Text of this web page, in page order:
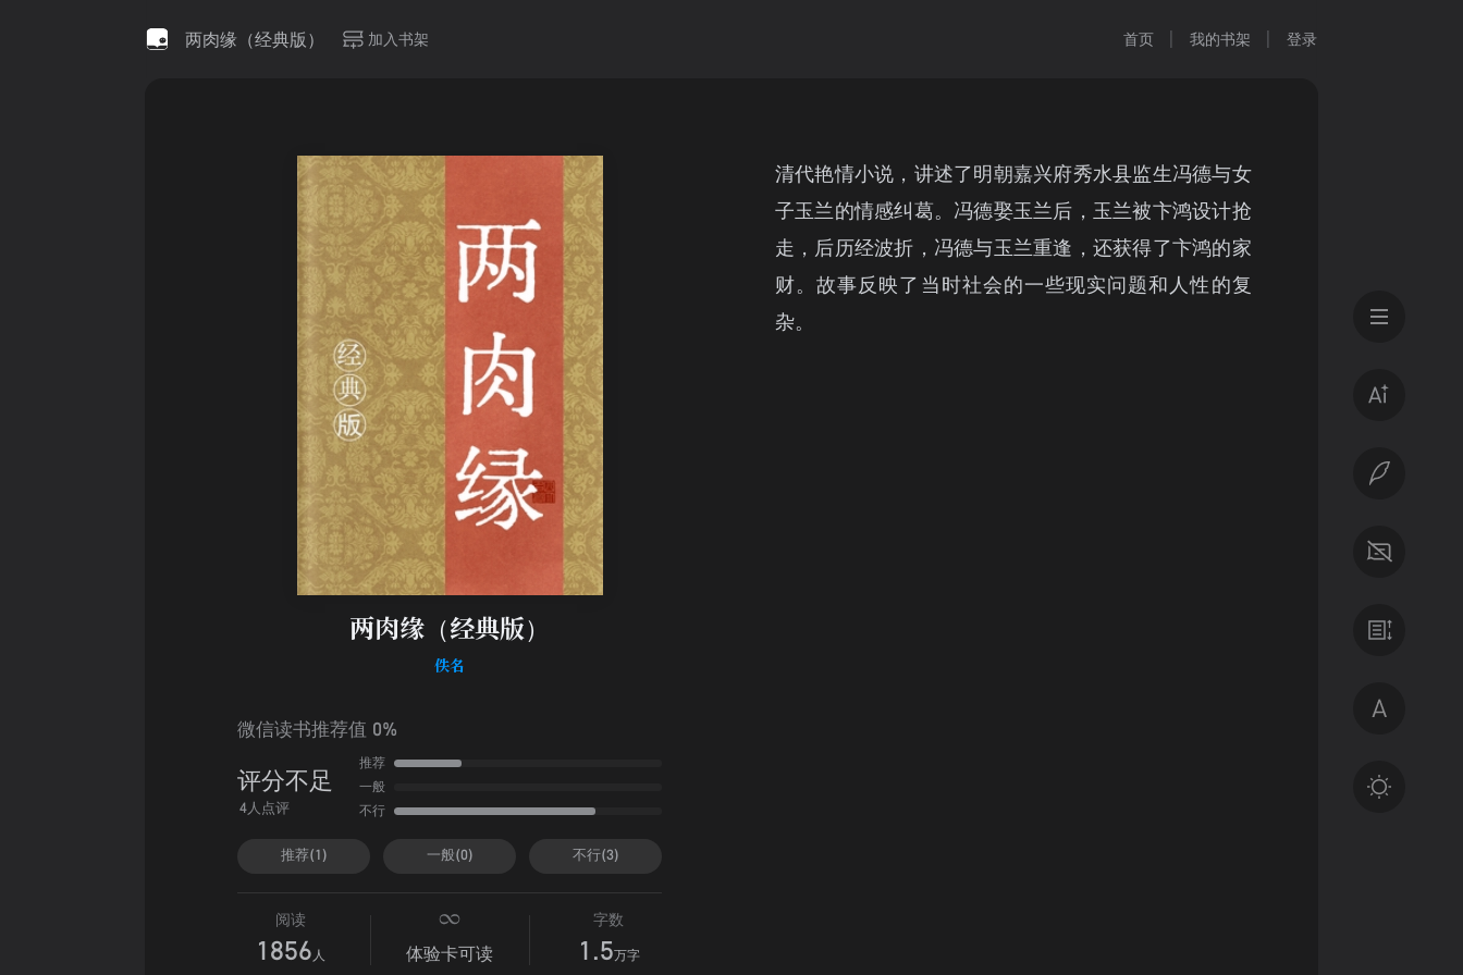
两肉缘（经典版） 加入书架 首页 我的书架 登录
两肉缘（经典版）
佚名
微信读书推荐值 0%
评分不足
4人点评
推荐
一般
不行
推荐(1) 一般(0) 不行(3)
阅读
1856 人 体验卡可读
字数
1.5万字
清代艳情小说，讲述了明朝嘉兴府秀水县监生冯德与女
子玉兰的情感纠葛。冯德娶玉兰后，玉兰被卞鸿设计抢
走，后历经波折，冯德与玉兰重逢，还获得了卞鸿的家
财。故事反映了当时社会的一些现实问题和人性的复
杂。